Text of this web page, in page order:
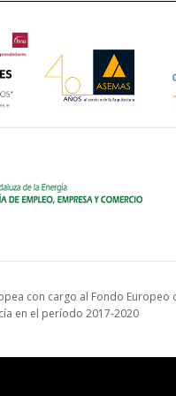
con cargo al Fondo
en el período 2017-2020